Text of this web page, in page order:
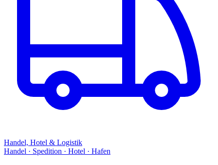
Handel, Hotel & Logistik
Handel · Spedition · Hotel · Hafen